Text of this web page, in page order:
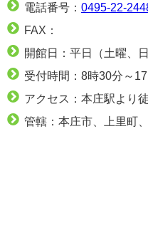
電話番号： 0495-22-
FAX：
開館日：平日（土曜、
受付時間：8時30分～
アクセス：本庄駅より
管轄：本庄市、上里町